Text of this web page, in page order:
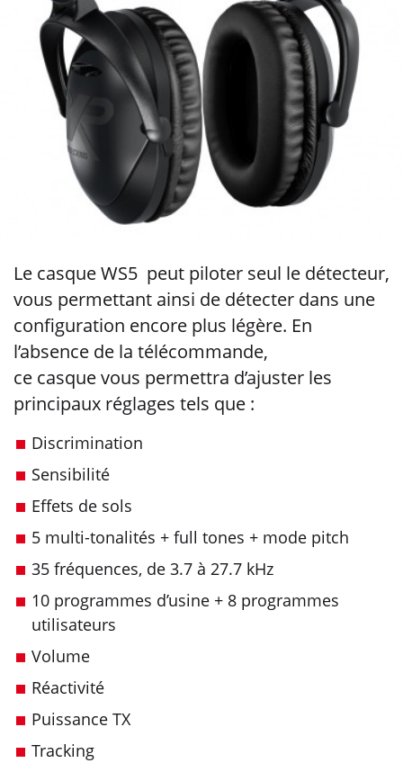
Le casque WS5 peut piloter seul le détecteur,
vous permettant ainsi de détecter dans une
configuration encore plus légère. En
l’absence de la télécommande,
ce casque vous permettra d’ajuster les
principaux réglages tels que :
Discrimination
Sensibilité
Effets de sols
5 multi-tonalités + full tones + mode pitch
35 fréquences, de 3.7 à 27.7 kHz
10 programmes d’usine + 8 programmes
utilisateurs
Volume
Réactivité
Puissance TX
Tracking